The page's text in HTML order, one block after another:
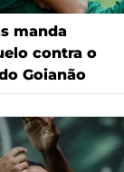
manda
contra o
Goianão